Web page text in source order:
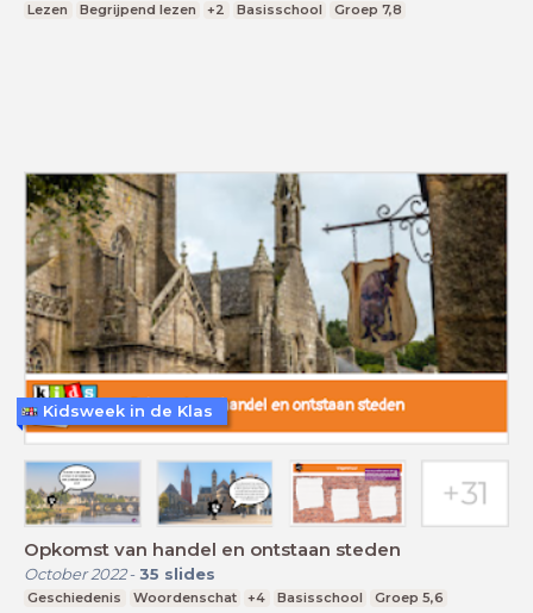
Lezen Begrijpend lezen +2 Basisschool Groep 7,8
Opkomst van handel en ontstaan steden
October 2022- 35 slides
Geschiedenis Woordenschat +4 Basisschool Groep 5,6
Kidsweek in de Klas